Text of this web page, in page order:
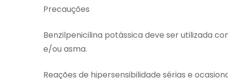
Precauções
Benzilpenicilina potássica deve ser utilizada
e/ou asma.
Reações de hipersensibilidade sérias e